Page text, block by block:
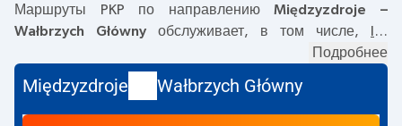
Маршруты PKP по направлению Międzyzdroje –
Wałbrzych Główny обслуживает, в том числе, IC.
с вокзала PKP
отправляется в 20:38. По маршрутуMiędzyzdroje
Wałbrzych Głównyтакже курсируют другие поезда:TLK-
Подробнее
Międzyzdroje Wałbrzych Główny